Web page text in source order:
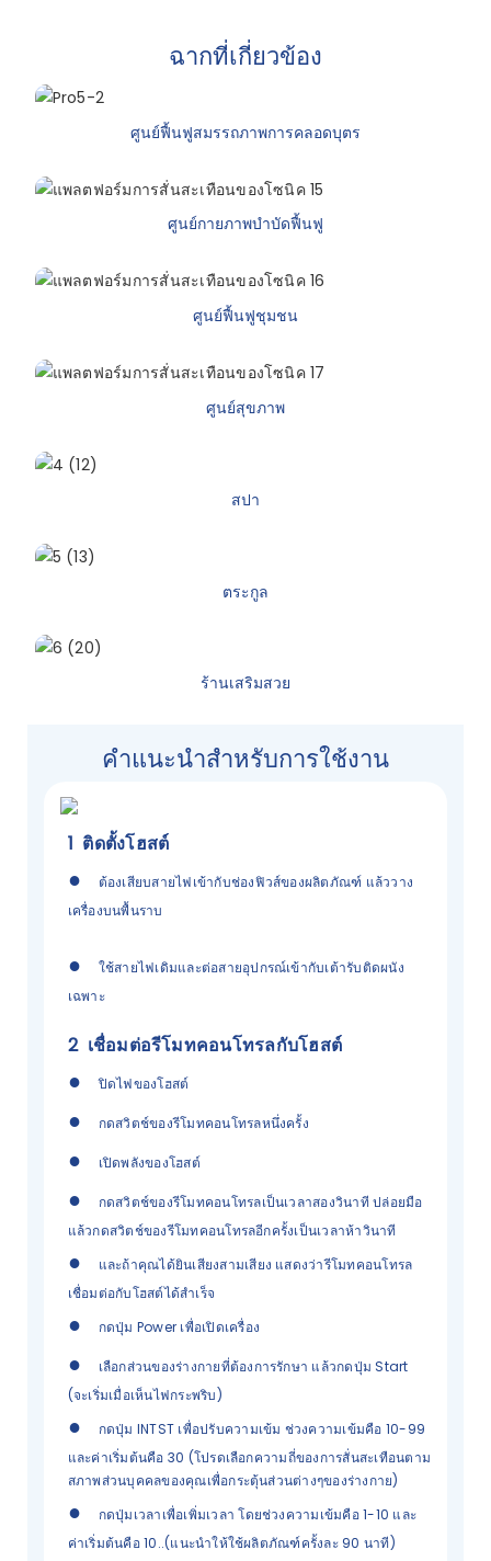
ฉากที่เกี่ยวข้อง
ศูนย์ฟื้นฟูสมรรถภาพการคลอดบุตร
ศูนย์กายภาพบำบัดฟื้นฟู
ศูนย์ฟื้นฟูชุมชน
ศูนย์สุขภาพ
สปา
ตระกูล
ร้านเสริมสวย
คำแนะนำสำหรับการใช้งาน
1 ติดตั้งโฮสต์
●
ต้องเสียบสายไฟเข้ากับช่องฟิวส์ของผลิตภัณฑ์ แล้ววาง
เครื่องบนพื้นราบ
●
ใช้สายไฟเดิมและต่อสายอุปกรณ์เข้ากับเต้ารับติดผนัง
เฉพาะ
2 เชื่อมต่อรีโมทคอนโทรลกับโฮสต์
●ปิดไฟของโฮสต์
● กดสวิตช์ของรีโมทคอนโทรลหนึ่งครั้ง
● เปิดพลังของโฮสต์
●
กดสวิตช์ของรีโมทคอนโทรลเป็นเวลาสองวินาที ปล่อยมือ
แล้วกดสวิตช์ของรีโมทคอนโทรลอีกครั้งเป็นเวลาห้าวินาที
●
และถ้าคุณได้ยินเสียงสามเสียง แสดงว่ารีโมทคอนโทรล
เชื่อมต่อกับโฮสต์ได้สำเร็จ
● กดปุ่ม Power เพื่อเปิดเครื่อง
●
เลือกส่วนของร่างกายที่ต้องการรักษา แล้วกดปุ่ม Start
(จะเริ่มเมื่อเห็นไฟกระพริบ)
●
กดปุ่ม INTST เพื่อปรับความเข้ม ช่วงความเข้มคือ 10-99
และค่าเริ่มต้นคือ 30 (โปรดเลือกความถี่ของการสั่นสะเทือนตาม
สภาพส่วนบุคคลของคุณเพื่อกระตุ้นส่วนต่างๆของร่างกาย)
●
กดปุ่มเวลาเพื่อเพิ่มเวลา โดยช่วงความเข้มคือ 1-10 และ
ค่าเริ่มต้นคือ 10..(แนะนำให้ใช้ผลิตภัณฑ์ครั้งละ 90 นาที)